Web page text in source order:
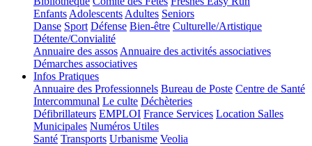
EnfantsAdolescentsAdultes Seniors
Danse Sport Défense Bien-être Culturelle/Artistique
Détente/Convialité
Annuaire des assosAnnuaire des activités associatives
Démarches associatives
Infos Pratiques
Annuaire des Professionnels Bureau de Poste Centre de Santé
Intercommunal Le culte Déchèteries
Défibrillateurs EMPLOI France Services Location Salles
Municipales Numéros Utiles
Santé Transports Urbanisme Veolia